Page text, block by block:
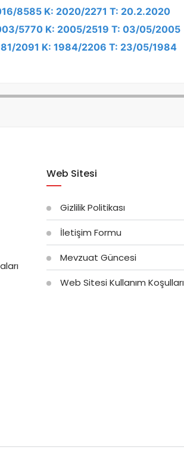
8585 K: 2020/2271 T: 20.2.2020
5770 K: 2005/2519 T: 03/05/2005
2091 K: 1984/2206 T: 23/05/1984
Web Sitesi
Gizlilik Politikası
İletişim Formu
Mevzuat Güncesi
Web Sitesi Kullanım Koşulları